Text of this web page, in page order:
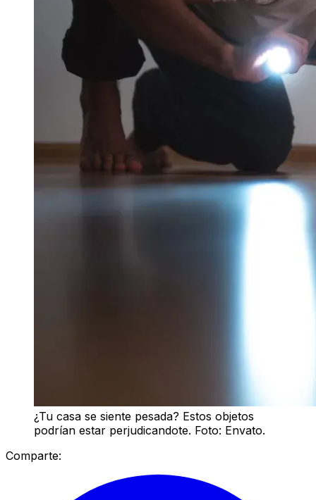
¿Tu casa se siente pesada? Estos objetos
podrían estar perjudicandote. Foto: Envato.
Comparte: